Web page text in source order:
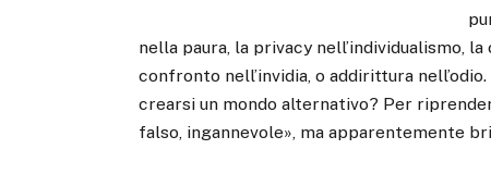
nella paura, la privacy nell’individualismo,
confronto nell’invidia, o addirittura
crearsi un mondo alternativo? Per
falso, ingannevole», ma apparentemente